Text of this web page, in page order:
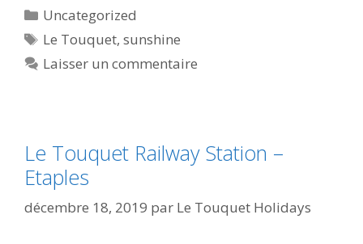
Uncategorized
Le Touquet,sunshine
Laisser un commentaire
Le Touquet Railway Station –
Etaples
décembre 18, 2019 par Le Touquet Holidays